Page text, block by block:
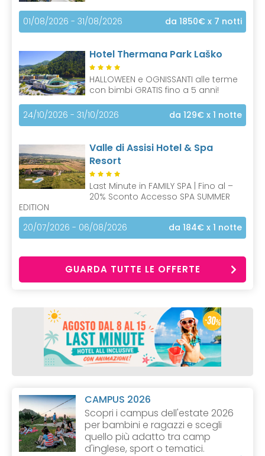
01/08/2026 - 31/08/2026 da 1850€ x 7 notti
Hotel Thermana Park Laško
HALLOWEEN e OGNISSANTI alle terme
con bimbi GRATIS fino a 5 anni!
24/10/2026 - 31/10/2026 da 129€ x 1 notte
Valle di Assisi Hotel & Spa
Resort
Last Minute in FAMILY SPA | Fino al –
20% Sconto Accesso SPA SUMMER
EDITION
20/07/2026 - 06/08/2026
da 184€ x 1 notte
GUARDA TUTTE LE OFFERTE
CAMPUS 2026
Scopri i campus dell'estate 2026
per bambini e ragazzi e scegli
quello più adatto tra camp
d'inglese, sport o tematici.